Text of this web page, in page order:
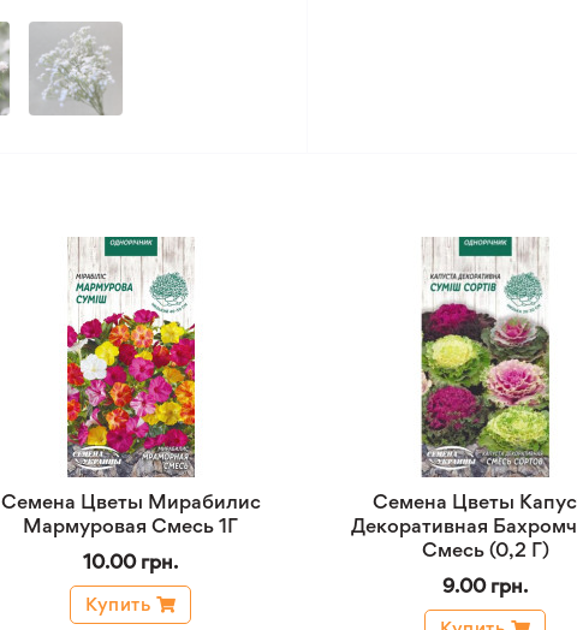
Семена Цветы Мирабилис
Мармуровая Смесь 1Г
10.00 грн.
Купить
Семена Цветы
Декоративная
Смесь (0,2 Г)
9.00 грн.